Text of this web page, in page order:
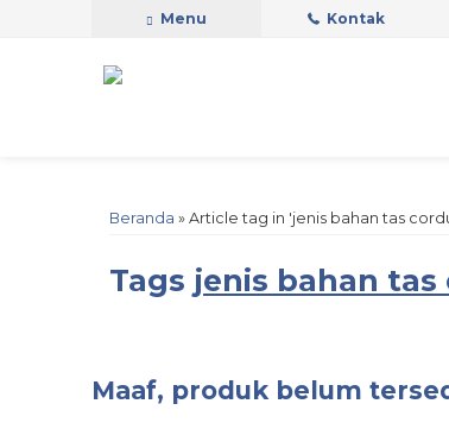
Menu Kontak
Beranda » Article tag in 'jenis bahan tas
Tags jenis bahan tas
Maaf, produk belum